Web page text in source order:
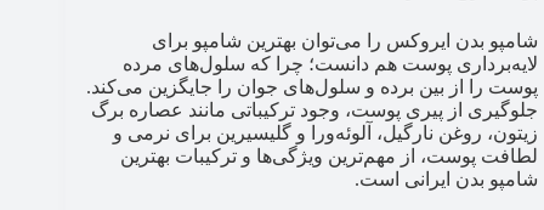
شامپو بدن ایروکس را می‌توان بهترین شامپو برای
لایه‌برداری پوست هم دانست؛ چرا که سلول‌های مرده
پوست را از بین برده و سلول‌های جوان را جایگزین می‌کند.
جلوگیری از پیری پوست، وجود ترکیباتی مانند عصاره برگ
زیتون، روغن نارگیل، آلوئه‌ورا و گلیسیرین برای نرمی و
لطافت پوست، از مهم‌ترین ویژگی‌ها و ترکیبات بهترین
شامپو بدن ایرانی است.